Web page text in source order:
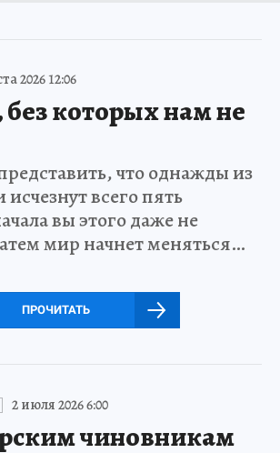
2026 12:06
которых нам не
что однажды из
всего пять
вы этого даже не
мир начнет меняться…
ПРОЧИТАТЬ
2 июля 2026 6:00
чиновникам